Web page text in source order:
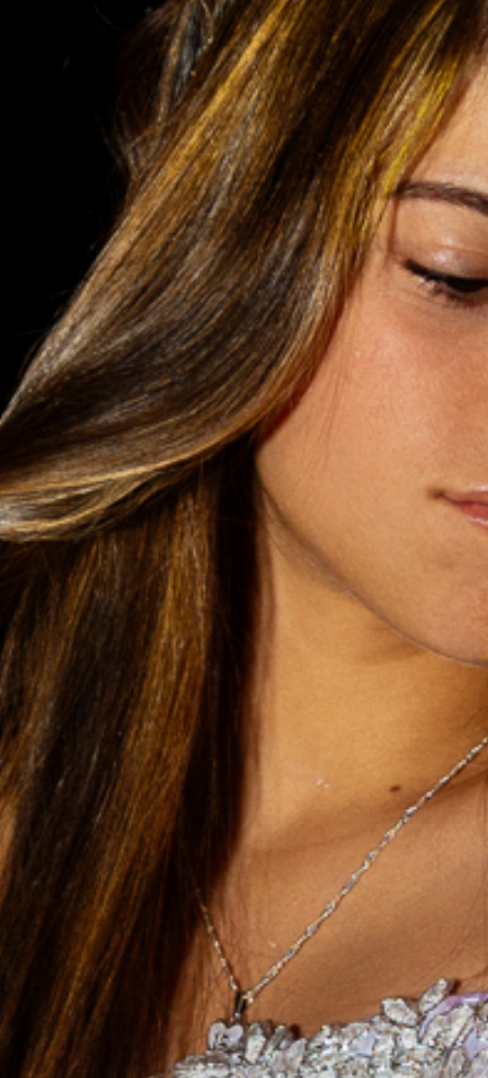
Loading PDF Service ...
Loading PDF Service ...
Loading PDF Service ...